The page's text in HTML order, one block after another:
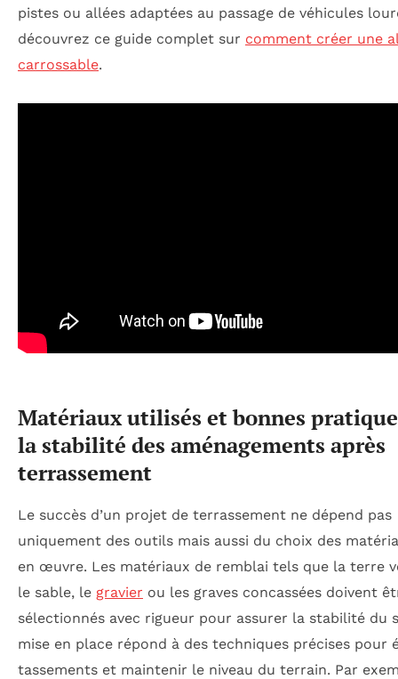
pistes ou allées adaptées au passage de véhicules
découvrez ce guide complet sur comment créer une
carrossable.
Matériaux utilisés et bonnes
la stabilité des aménagements après
terrassement
Le succès d’un projet de terrassement ne dépend pas
uniquement des outils mais aussi du choix des
en œuvre. Les matériaux de remblai tels que la terre
le sable, le gravier ou les graves concassées doivent
sélectionnés avec rigueur pour assurer la stabilité du
mise en place répond à des techniques précises pour
tassements et maintenir le niveau du terrain. Par